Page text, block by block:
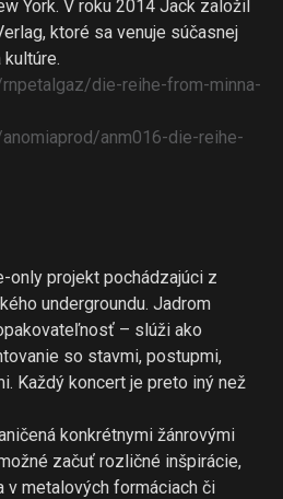
York. V roku 2014 Jack založil
ktoré sa venuje súčasnej
rnpetalgaz/die-reihe-from-minna-
anomiaprod/anm016-die-reihe-
only projekt pochádzajúci z
undergroundu. Jadrom
– slúži ako
so stavmi, postupmi,
Každý koncert je preto iný než
konkrétnymi žánrovými
začuť rozličné inšpirácie,
v metalových formáciach či